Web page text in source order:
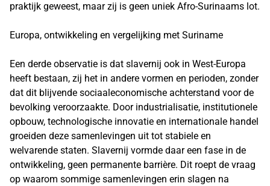
praktijk geweest, maar zij is geen uniek Afro-Surinaams lot.
Europa, ontwikkeling en vergelijking met Suriname
Een derde observatie is dat slavernij ook in West-Europa
heeft bestaan, zij het in andere vormen en perioden, zonder
dat dit blijvende sociaaleconomische achterstand voor de
bevolking veroorzaakte. Door industrialisatie, institutionele
opbouw, technologische innovatie en internationale handel
groeiden deze samenlevingen uit tot stabiele en
welvarende staten. Slavernij vormde daar een fase in de
ontwikkeling, geen permanente barrière. Dit roept de vraag
op waarom sommige samenlevingen erin slagen na